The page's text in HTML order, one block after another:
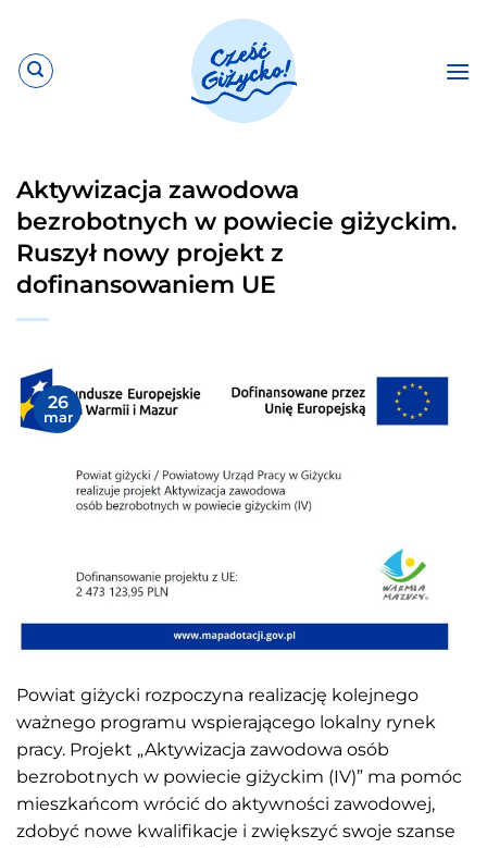
zawartości
Aktywizacja zawodowa
bezrobotnych w powiecie giżyckim.
Ruszył nowy projekt z
dofinansowaniem UE
26
mar
Powiat giżycki rozpoczyna realizację kolejnego
ważnego programu wspierającego lokalny rynek
pracy. Projekt „Aktywizacja zawodowa osób
bezrobotnych w powiecie giżyckim (IV)” ma pomóc
mieszkańcom wrócić do aktywności zawodowej,
zdobyć nowe kwalifikacje i zwiększyć swoje szanse